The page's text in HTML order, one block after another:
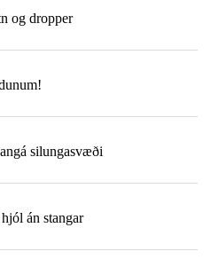
og dropper
silungasvæði
án stangar